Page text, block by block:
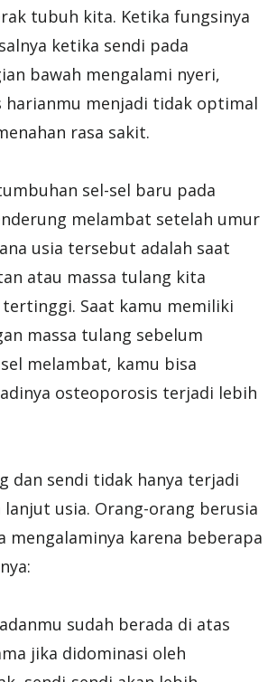
tubuh kita. Ketika fungsinya
ketika sendi pada
bawah mengalami nyeri,
menjadi tidak optimal
rasa sakit.
sel-sel baru pada
melambat setelah umur
usia tersebut adalah saat
atau massa tulang kita
Saat kamu memiliki
massa tulang sebelum
melambat, kamu bisa
osteoporosis terjadi lebih
dan sendi tidak hanya terjadi
lanjut usia. Orang-orang berusia
mengalaminya karena beberapa
sudah berada di atas
jika didominasi oleh